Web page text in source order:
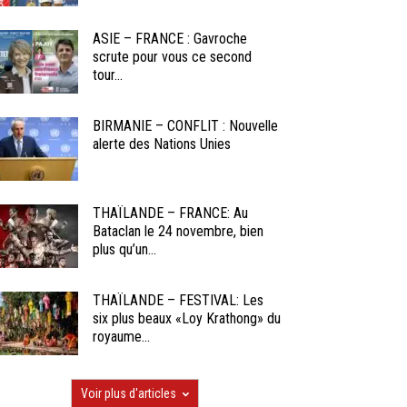
ASIE – FRANCE : Gavroche
scrute pour vous ce second
tour...
BIRMANIE – CONFLIT : Nouvelle
alerte des Nations Unies
THAÏLANDE – FRANCE: Au
Bataclan le 24 novembre, bien
plus qu’un...
THAÏLANDE – FESTIVAL: Les
six plus beaux «Loy Krathong» du
royaume...
Voir plus d'articles